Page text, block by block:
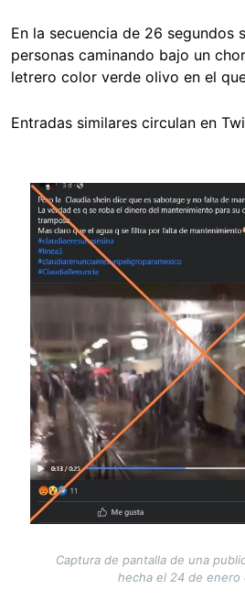
En la secuencia de 26 segundos
personas caminando bajo un
letrero color verde olivo en el
Entradas similares circulan en
Image
Captura de pantalla de una
hecha el 24 de enero